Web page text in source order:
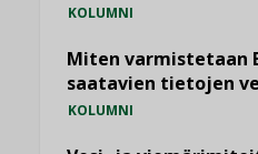
KOLUMNI
Miten varmistetaan
saatavien tietojen
KOLUMNI